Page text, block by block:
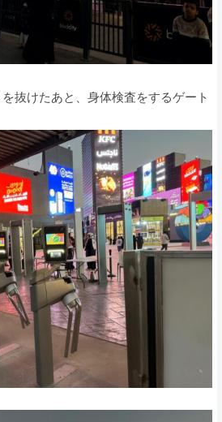
抜けたあと、身体検査をするゲート